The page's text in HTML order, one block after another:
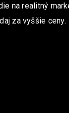
na realitný
za vyššie ceny.